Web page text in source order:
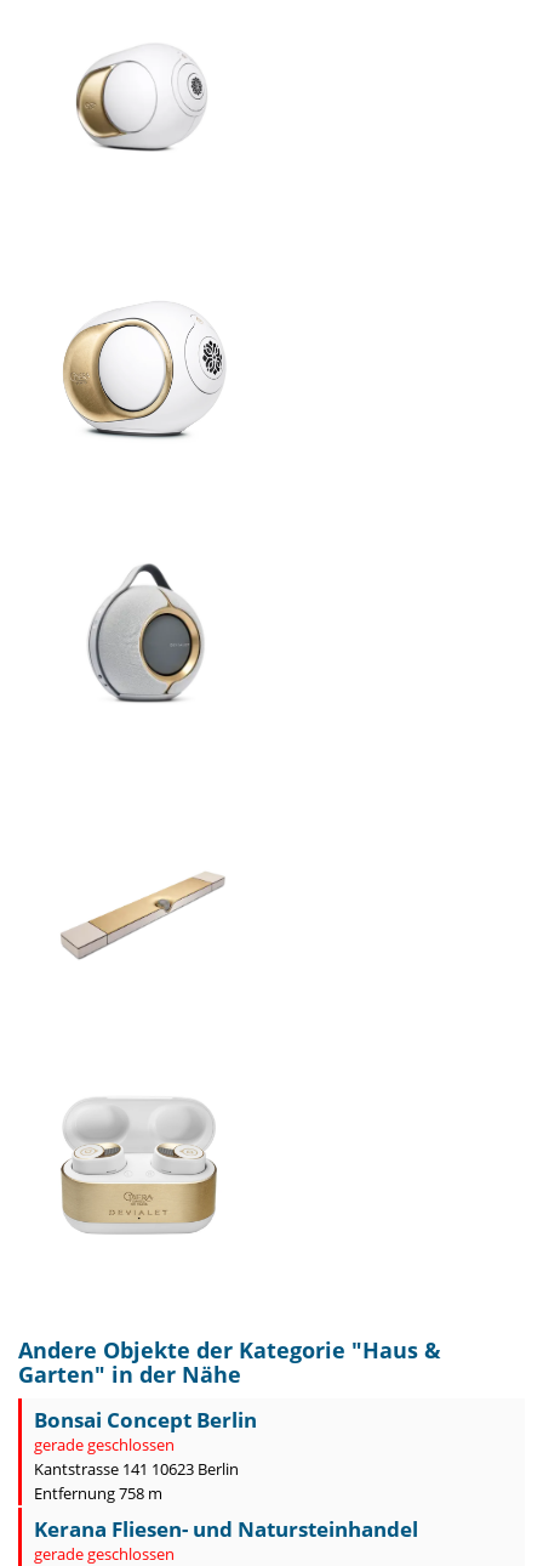
Andere Objekte der Kategorie "Haus &
Garten" in der Nähe
Bonsai Concept Berlin
gerade geschlossen
Kantstrasse 141 10623 Berlin
Entfernung 758 m
Kerana Fliesen- und Natursteinhandel
gerade geschlossen